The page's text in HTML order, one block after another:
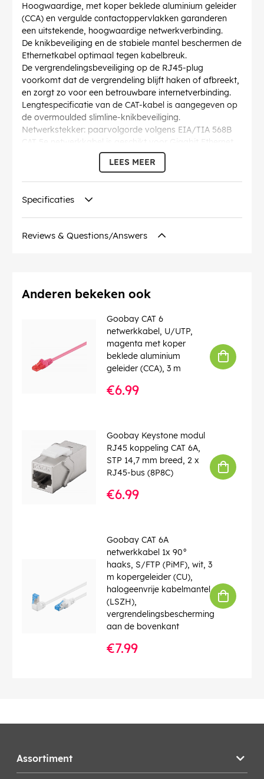
Hoogwaardige, met koper beklede aluminium geleider
(CCA) en vergulde contactoppervlakken garanderen
een uitstekende, hoogwaardige netwerkverbinding.
De knikbeveiliging en de stabiele mantel beschermen de
Ethernetkabel optimaal tegen kabelbreuk.
De vergrendelingsbeveiliging op de RJ45-plug
voorkomt dat de vergrendeling blijft haken of afbreekt,
en zorgt zo voor een betrouwbare internetverbinding.
Lengtespecificatie van de CAT-kabel is aangegeven op
de overmoulded slimline-knikbeveiliging.
Netwerkstekker: paarvolgorde volgens EIA/TIA 568B
CAT 5e netwerkkabel is geschikt voor Gigabit Ethernet
met snelheden tot 10/100/1000 Mbit/s
Buigradius >: 36.8 mm
Diameter kabelmantel (ca.)
Afschermingsklasse: U/UTP
Identificaties: WEEE, CE
Knikbescherming: dubbelzijdig
Kabelmantel, materiaal: PVC
Binnenader, materiaal: CCA (met koper bekleed
Aansluiting, afscherming: nee
LEES MEER
Specificaties
Reviews & Questions/Answers
Anderen bekeken ook
Goobay CAT 6
netwerkkabel, U/UTP,
magenta met koper
beklede aluminium
geleider (CCA), 3 m
€6.99
Goobay Keystone modul
RJ45 koppeling CAT 6A,
STP 14,7 mm breed, 2 x
RJ45-bus (8P8C)
€6.99
Goobay CAT 6A
netwerkkabel 1x 90°
haaks, S/FTP (PiMF), wit, 3
m kopergeleider (CU),
halogeenvrije kabelmantel
(LSZH),
vergrendelingsbescherming
aan de bovenkant
€7.99
Assortiment